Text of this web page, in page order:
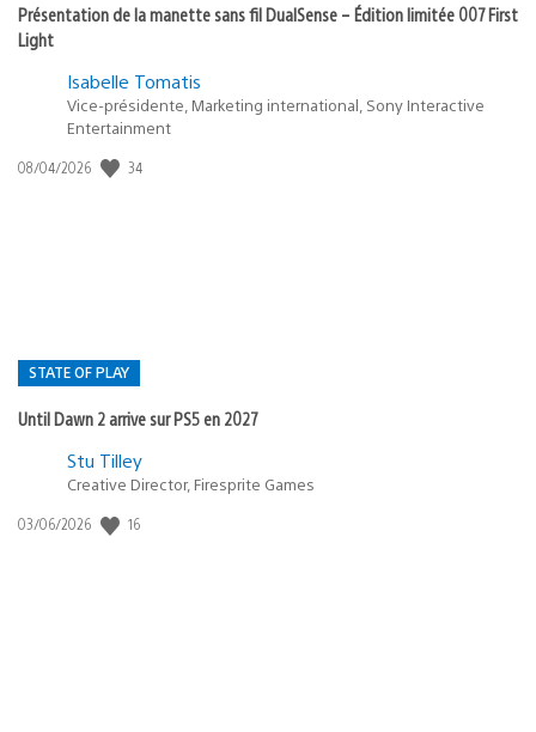
Présentation de la manette sans fil DualSense – Édition limitée 007 First
Light
Isabelle Tomatis
Vice-présidente, Marketing international, Sony Interactive
Entertainment
Date
08/04/2026 34
STATE OF PLAY
Until Dawn 2 arrive sur PS5 en 2027
Postée
:
Stu Tilley
Creative Director, Firesprite Games
Date
03/06/2026 16